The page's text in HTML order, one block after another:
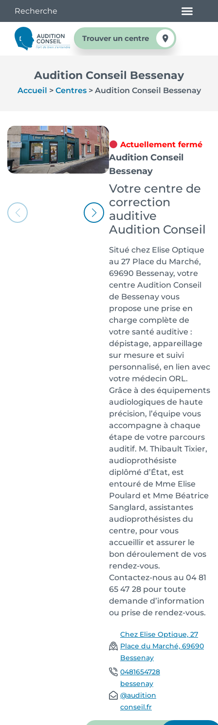
Trouver un centre
Audition Conseil Bessenay
Accueil > Centres> Audition Conseil Bessenay
Actuellement fermé
Audition Conseil
Bessenay
Votre centre de
correction
auditive
Audition Conseil
Situé chez Elise Optique
au 27 Place du Marché,
69690 Bessenay, votre
centre Audition Conseil
de Bessenay vous
propose une prise en
charge complète de
votre santé auditive :
dépistage, appareillage
sur mesure et suivi
personnalisé, en lien avec
votre médecin ORL.
Grâce à des équipements
audiologiques de haute
précision, l’équipe vous
accompagne à chaque
étape de votre parcours
auditif. M. Thibault Tixier,
audioprothésiste
diplômé d’État, est
entouré de Mme Elise
Poulard et Mme Béatrice
Sanglard, assistantes
audioprothésistes du
centre, pour vous
accueillir et assurer le
bon déroulement de vos
rendez-vous.
Contactez-nous au 04 81
65 47 28 pour toute
demande d’information
ou prise de rendez-vous.
Chez Elise Optique, 27
Place du Marché, 69690
Bessenay
0481654728
bessenay
@audition
conseil.fr